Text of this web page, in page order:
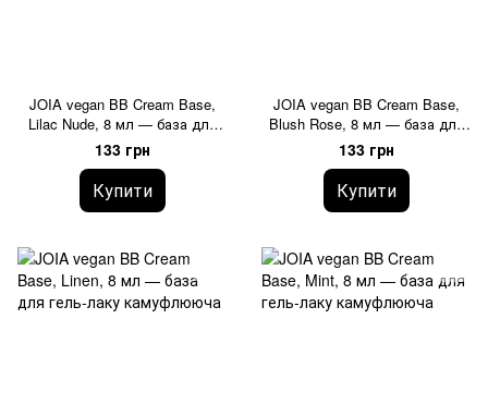
JOIA vegan BB Cream Base,
Lilac Nude, 8 мл — база для
гель-лаку камуфлююча
133 грн
Купити
JOIA vegan BB Cream Base,
Blush Rose, 8 мл — база для
гель-лаку камуфлююча
133 грн
Купити